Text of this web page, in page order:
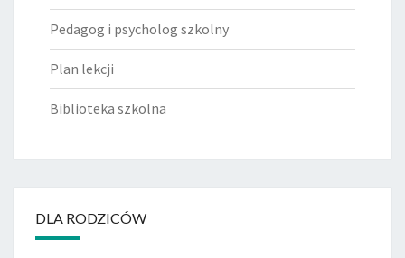
Pedagog i psycholog szkolny
Plan lekcji
Biblioteka szkolna
DLA RODZICÓW